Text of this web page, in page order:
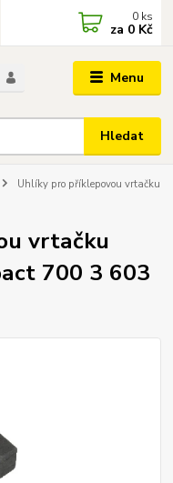
Menu
Hledat
0 ks
za 0 Kč
Uhlíky pro příklepovou vrtačku
vrtačku
700 3 603